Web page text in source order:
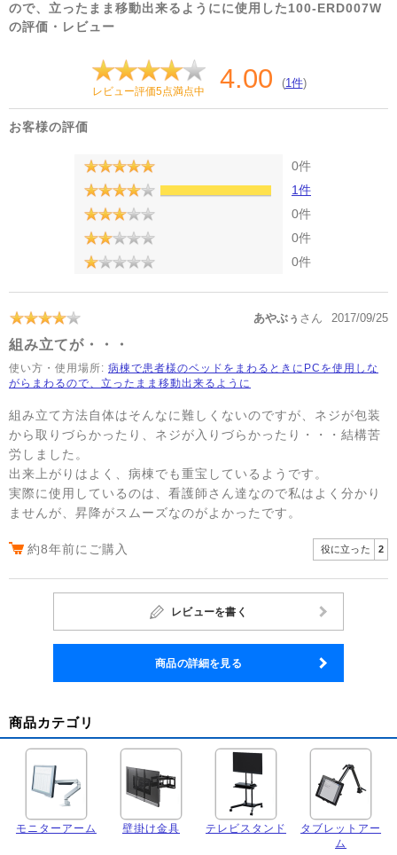
ので、立ったまま移動出来るようにに使用した100-ERD007W
の評価・レビュー
レビュー評価5点満点中 4.00 (1件)
お客様の評価
0件
1件
0件
0件
0件
あやぶぅ さん 2017/09/25
組み立てが・・・
使い方・使用場所: 病棟で患者様のベッドをまわるときにPCを使用しな
がらまわるので、立ったまま移動出来るように
組み立て方法自体はそんなに難しくないのですが、ネジが包装
から取りづらかったり、ネジが入りづらかったり・・・結構苦
労しました。
出来上がりはよく、病棟でも重宝しているようです。
実際に使用しているのは、看護師さん達なので私はよく分かり
ませんが、昇降がスムーズなのがよかったです。
約8年前にご購入 役に立った 2
レビューを書く
商品の詳細を見る
商品カテゴリ
モニターアーム 壁掛け金具 テレビスタンド
タブレットアー
ム